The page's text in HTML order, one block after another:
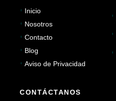
Inicio
Nosotros
Contacto
Blog
Aviso de Privacidad
CONTÁCTANOS